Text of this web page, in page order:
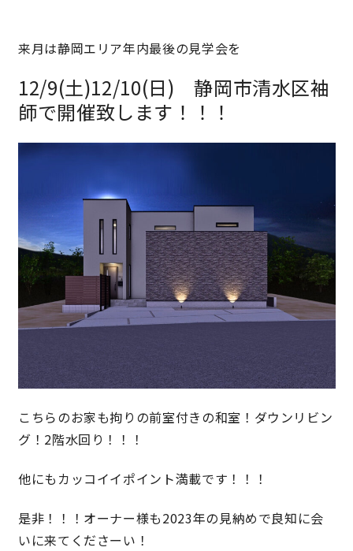
来月は静岡エリア年内最後の見学会を
12/9(土)12/10(日) 静岡市清水区袖
師で開催致します！！！
こちらのお家も拘りの前室付きの和室！ダウンリビン
グ！2階水回り！！！
他にもカッコイイポイント満載です！！！
是非！！！オーナー様も2023年の見納めで良知に会
いに来てくださーい！